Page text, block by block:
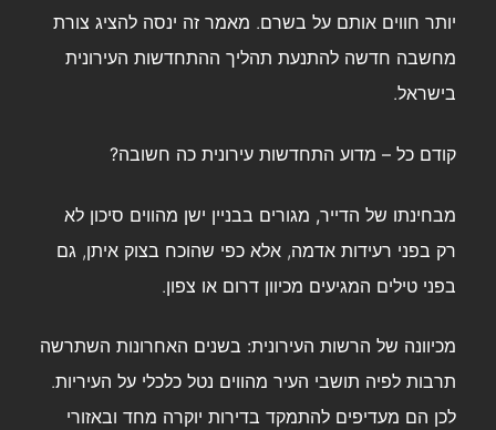
יותר חווים אותם על בשרם. מאמר זה ינסה להציג צורת
מחשבה חדשה להתנעת תהליך ההתחדשות העירונית
בישראל.
קודם כל – מדוע התחדשות עירונית כה חשובה?
מבחינתו של הדייר, מגורים בבניין ישן מהווים סיכון לא
רק בפני רעידות אדמה, אלא כפי שהוכח בצוק איתן, גם
בפני טילים המגיעים מכיוון דרום או צפון.
מכיוונה של הרשות העירונית: בשנים האחרונות השתרשה
תרבות לפיה תושבי העיר מהווים נטל כלכלי על העיריות.
לכן הם מעדיפים להתמקד בדירות יוקרה מחד ובאזורי